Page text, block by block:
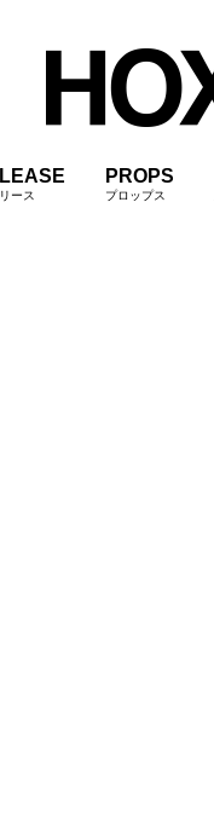
LEASE
リース
PROPS
プロップス